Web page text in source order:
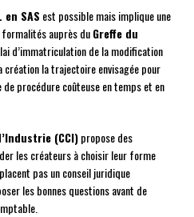
SAS est possible mais implique une
formalités auprès duGreffe du
d’immatriculation de la modification
création la trajectoire envisagée pour
procédure coûteuse en temps et en
(CCI)propose des
les créateurs à choisir leur forme
pas un conseil juridique
les bonnes questions avant de